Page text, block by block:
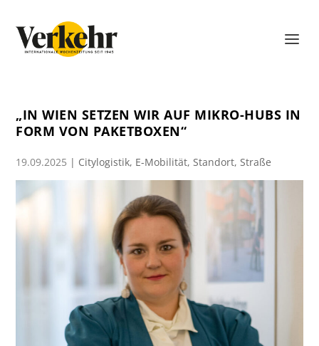
„IN WIEN SETZEN WIR AUF MIKRO-HUBS IN
FORM VON PAKETBOXEN“
19.09.2025 | Citylogistik, E-Mobilität,Standort,Straße